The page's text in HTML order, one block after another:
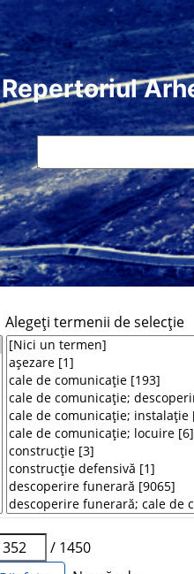
Repertoriul
Alegeţi termenii de selecţie
/ 1450